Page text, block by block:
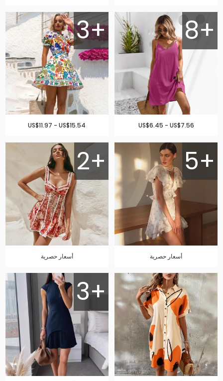
8+
US$6.45 - US$7.56
3+
US$11.97 - US$15.54
5+
أسعار حصرية
2+
أسعار حصرية
3+